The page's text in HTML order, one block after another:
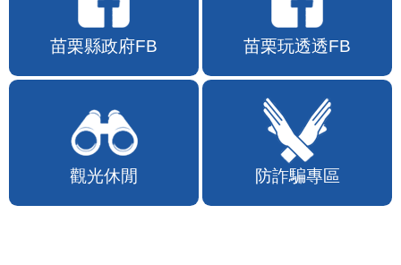
苗栗縣政府FB 苗栗玩透透FB
觀光休閒 防詐騙專區